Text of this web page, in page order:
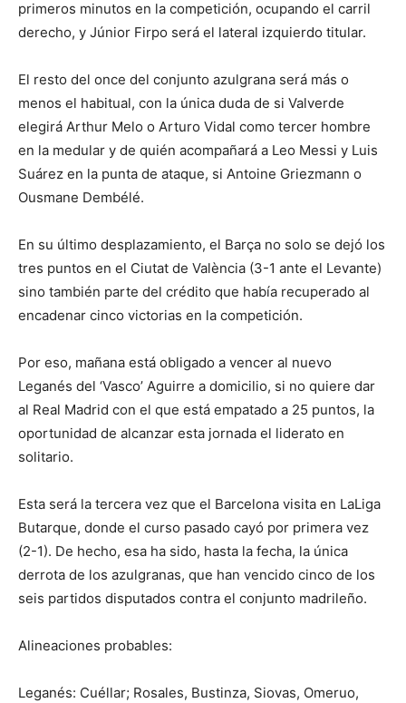
primeros minutos en la competición, ocupando el carril
derecho, y Júnior Firpo será el lateral izquierdo titular.
El resto del once del conjunto azulgrana será más o
menos el habitual, con la única duda de si Valverde
elegirá Arthur Melo o Arturo Vidal como tercer hombre
en la medular y de quién acompañará a Leo Messi y Luis
Suárez en la punta de ataque, si Antoine Griezmann o
Ousmane Dembélé.
En su último desplazamiento, el Barça no solo se dejó los
tres puntos en el Ciutat de València (3-1 ante el Levante)
sino también parte del crédito que había recuperado al
encadenar cinco victorias en la competición.
Por eso, mañana está obligado a vencer al nuevo
Leganés del ‘Vasco’ Aguirre a domicilio, si no quiere dar
al Real Madrid con el que está empatado a 25 puntos, la
oportunidad de alcanzar esta jornada el liderato en
solitario.
Esta será la tercera vez que el Barcelona visita en LaLiga
Butarque, donde el curso pasado cayó por primera vez
(2-1). De hecho, esa ha sido, hasta la fecha, la única
derrota de los azulgranas, que han vencido cinco de los
seis partidos disputados contra el conjunto madrileño.
Alineaciones probables:
Leganés: Cuéllar; Rosales, Bustinza, Siovas, Omeruo,